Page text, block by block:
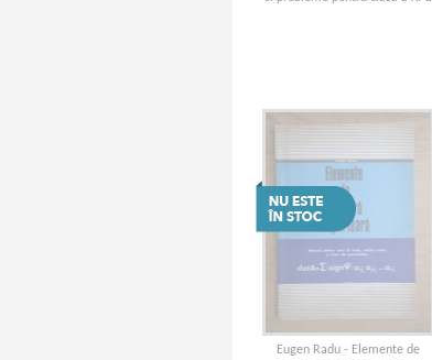
Eugen Radu - Elemente de